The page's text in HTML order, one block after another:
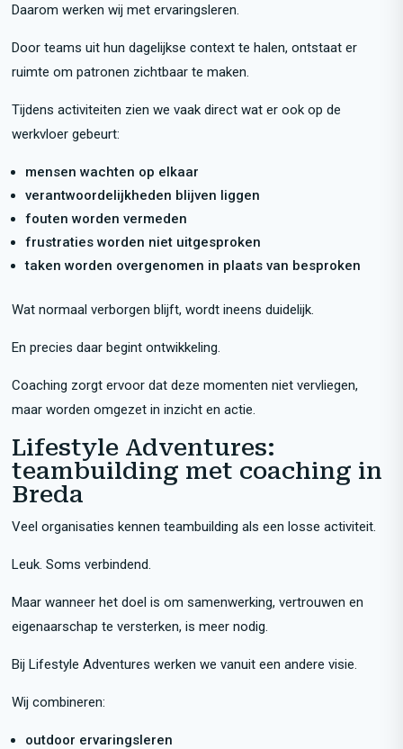
Daarom werken wij met ervaringsleren.
Door teams uit hun dagelijkse context te halen, ontstaat er
ruimte om patronen zichtbaar te maken.
Tijdens activiteiten zien we vaak direct wat er ook op de
werkvloer gebeurt:
mensen wachten op elkaar
verantwoordelijkheden blijven liggen
fouten worden vermeden
frustraties worden niet uitgesproken
taken worden overgenomen in plaats van besproken
Wat normaal verborgen blijft, wordt ineens duidelijk.
En precies daar begint ontwikkeling.
Coaching zorgt ervoor dat deze momenten niet vervliegen,
maar worden omgezet in inzicht en actie.
Lifestyle Adventures:
teambuilding met coaching in
Breda
Veel organisaties kennen teambuilding als een losse activiteit.
Leuk. Soms verbindend.
Maar wanneer het doel is om samenwerking, vertrouwen en
eigenaarschap te versterken, is meer nodig.
Bij Lifestyle Adventures werken we vanuit een andere visie.
Wij combineren:
outdoor ervaringsleren